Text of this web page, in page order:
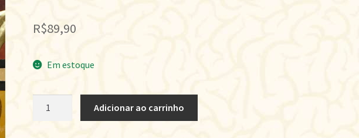
R$89,90
Em estoque
Adicionar ao carrinho